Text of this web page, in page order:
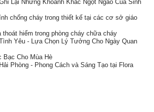
Lại Những Khoảnh Khắc Ngọt Ngào Của Sinh
chống cháy trong thiết kế tại các cơ sở giáo
thoát hiểm trong phòng cháy chữa cháy
Yêu - Lựa Chọn Lý Tưởng Cho Ngày Quan
Bạc Cho Mùa Hè
Phòng - Phong Cách và Sáng Tạo tại Flora